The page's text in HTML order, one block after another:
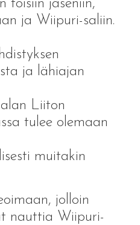
toisiin jäseniin,
ja Wiipuri-saliin.
ja lähiajan
Liiton
tulee olemaan
muitakin
jolloin
nauttia Wiipuri-